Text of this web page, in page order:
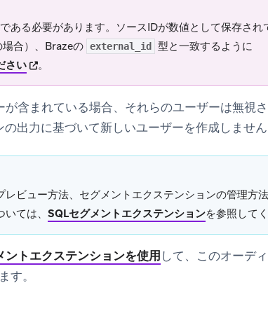
ある必要があります。ソースIDが数値として保存され
合）、Brazeの external_id
型と一致するように
さい(opens in new tab)
。
含まれている場合、それらのユーザーは無視さ
出力に基づいて新しいユーザーを作成しません
ビュー方法、セグメントエクステンションの管理方
ては、 SQLセグメントエクステンションを参照して
ントエクステンションを使用 して、このオーデ
す。